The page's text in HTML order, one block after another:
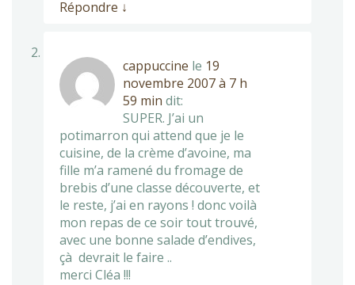
Répondre ↓
cappuccine le 19
novembre 2007 à 7 h
59 min dit:
SUPER. J’ai un
potimarron qui attend que je le
cuisine, de la crème d’avoine, ma
fille m’a ramené du fromage de
brebis d’une classe découverte, et
le reste, j’ai en rayons ! donc voilà
mon repas de ce soir tout trouvé,
avec une bonne salade d’endives,
çà devrait le faire ..
merci Cléa !!!